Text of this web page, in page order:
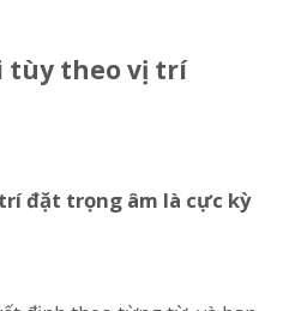
tùy theo vị trí
đặt trọng âm là cực kỳ